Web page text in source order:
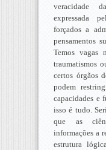
veracidade
expressada
forçados a
pensamentos
Temos vagas
traumatismos
certos órgãos
podem
capacidades e
isso é tudo.
que as
informações a
estrutura